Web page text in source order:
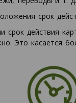
срок
действия
Это касается